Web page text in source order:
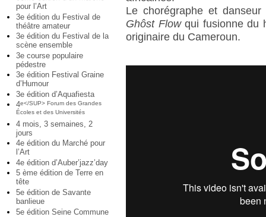
pour l’Art
3e édition du Festival de
théâtre amateur
3e édition du Festival de la
scène ensemble
3e course populaire
pédestre
3e édition Festival Graine
d’Humour
3e édition d’Aquafiesta
4e</SUP> Forum des Grandes
Écoles et des Universités
4 mois, 3 semaines, 2
jours
4e édition du Marché pour
l’Art
4e édition d’Auber’jazz’day
5 ème édition de Terre en
tête
5e édition de Savante
banlieue
5e édition Seine Commune
Le chorégraphe et
Ghôst Flowqui fusionne du
originaire du Cameroun.